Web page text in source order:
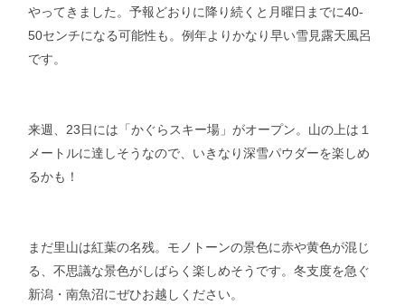
やってきました。予報どおりに降り続くと月曜日までに40-
50センチになる可能性も。例年よりかなり早い雪見露天風呂
です。
来週、23日には「かぐらスキー場」がオープン。山の上は１
メートルに達しそうなので、いきなり深雪パウダーを楽しめ
るかも！
まだ里山は紅葉の名残。モノトーンの景色に赤や黄色が混じ
る、不思議な景色がしばらく楽しめそうです。冬支度を急ぐ
新潟・南魚沼にぜひお越しください。